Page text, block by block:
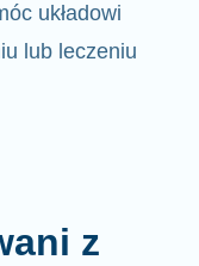
układowi
lub leczeniu
z